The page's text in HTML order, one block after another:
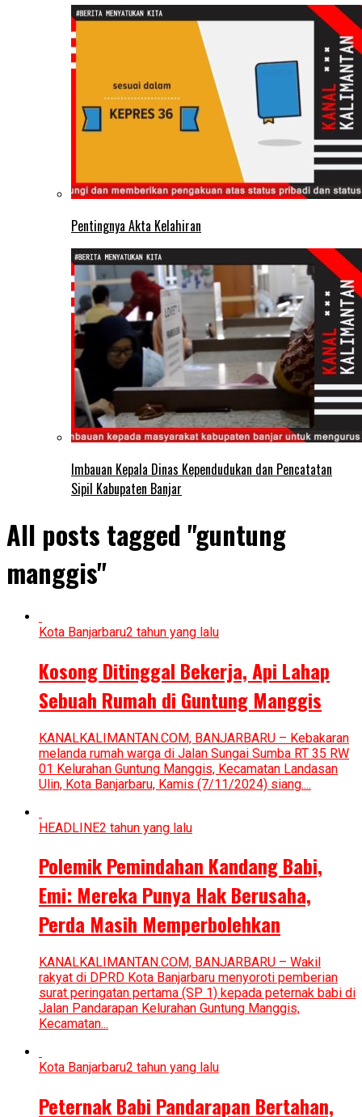
Pentingnya Akta Kelahiran
Imbauan Kepala Dinas Kependudukan dan Pencatatan
Sipil Kabupaten Banjar
All posts tagged "guntung
manggis"
Kota Banjarbaru2 tahun yang lalu
Kosong Ditinggal Bekerja, Api Lahap
Sebuah Rumah di Guntung Manggis
KANALKALIMANTAN.COM, BANJARBARU – Kebakaran
melanda rumah warga di Jalan Sungai Sumba RT 35 RW
01 Kelurahan Guntung Manggis, Kecamatan Landasan
Ulin, Kota Banjarbaru, Kamis (7/11/2024) siang....
HEADLINE2 tahun yang lalu
Polemik Pemindahan Kandang Babi,
Emi: Mereka Punya Hak Berusaha,
Perda Masih Memperbolehkan
KANALKALIMANTAN.COM, BANJARBARU – Wakil
rakyat di DPRD Kota Banjarbaru menyoroti pemberian
surat peringatan pertama (SP 1) kepada peternak babi di
Jalan Pandarapan Kelurahan Guntung Manggis,
Kecamatan...
Kota Banjarbaru2 tahun yang lalu
Peternak Babi Pandarapan Bertahan,